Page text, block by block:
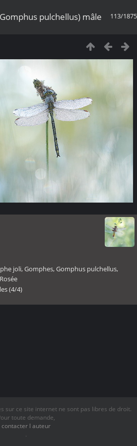
113/1875
pulchellus) mâle
joli,Gomphes,Gomphus pulchellus,
Rosée
(4/4)
sur ce site internet ne sont pas libres de droit.
toute demande,
contacter l auteur
.